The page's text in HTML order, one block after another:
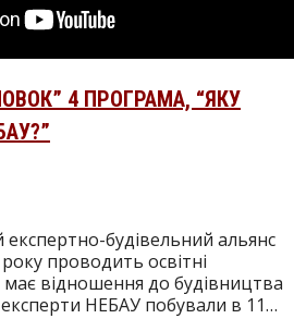
4 ПРОГРАМА, “ЯКУ
будівельний альянс
проводить освітні
має відношення до будівництва
експерти НЕБАУ побували в 11…